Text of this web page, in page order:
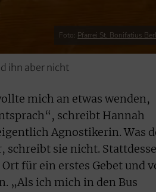
Foto: Pfarrei St. Bonifatius
ihn aber nicht
mich an etwas wenden,
schreibt Hannah
Agnostikerin. Was
schreibt sie nicht.
für ein erstes Gebet und
„Als ich mich in den Bus